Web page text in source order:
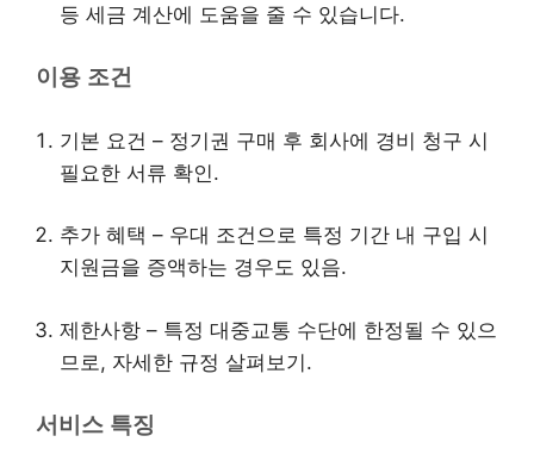
등 세금 계산에 도움을 줄 수 있습니다.
이용 조건
기본 요건 – 정기권 구매 후 회사에 경비 청구 시
필요한 서류 확인.
추가 혜택 – 우대 조건으로 특정 기간 내 구입 시
지원금을 증액하는 경우도 있음.
제한사항 – 특정 대중교통 수단에 한정될 수 있으
므로, 자세한 규정 살펴보기.
서비스 특징